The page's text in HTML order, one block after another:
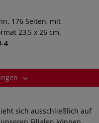
176 Seiten, mit
23,5 x 26 cm.
4
sich ausschließlich auf